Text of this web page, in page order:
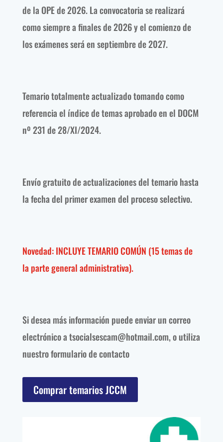
de la OPE de 2026. La convocatoria se realizará
como siempre a finales de 2026 y el comienzo de
los exámenes será en septiembre de 2027.
Temario totalmente actualizado tomando como
referencia el índice de temas aprobado en el DOCM
nº 231 de 28/XI/2024.
Envío gratuito de actualizaciones del temario hasta
la fecha del primer examen del proceso selectivo.
Novedad: INCLUYE TEMARIO COMÚN (15 temas de
la parte general administrativa).
Si desea más información puede enviar un correo
electrónico a tsocialsescam@hotmail.com, o utiliza
nuestro formulario de contacto
Comprar temarios JCCM